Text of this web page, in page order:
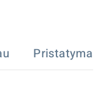
Pristatymas